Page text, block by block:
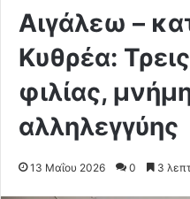
Αιγάλεω –
Κυθρέα:
φιλίας,
αλληλεγγύης
13 Μαΐου 2026 0 3